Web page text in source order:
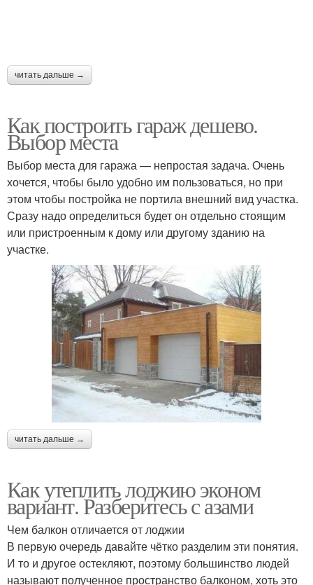
читать дальше →
Как построить гараж дешево.
Выбор места
Выбор места для гаража — непростая задача. Очень
хочется, чтобы было удобно им пользоваться, но при
этом чтобы постройка не портила внешний вид участка.
Сразу надо определиться будет он отдельно стоящим
или пристроенным к дому или другому зданию на
участке.
читать дальше →
Как утеплить лоджию эконом
вариант. Разберитесь с азами
Чем балкон отличается от лоджии
В первую очередь давайте чётко разделим эти понятия.
И то и другое остекляют, поэтому большинство людей
называют полученное пространство балконом, хоть это